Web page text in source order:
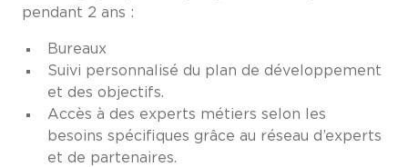
pendant 2 ans :
Bureaux
Suivi personnalisé du plan de développement
et des objectifs.
Accès à des experts métiers selon les
besoins spécifiques grâce au réseau d’experts
et de partenaires.